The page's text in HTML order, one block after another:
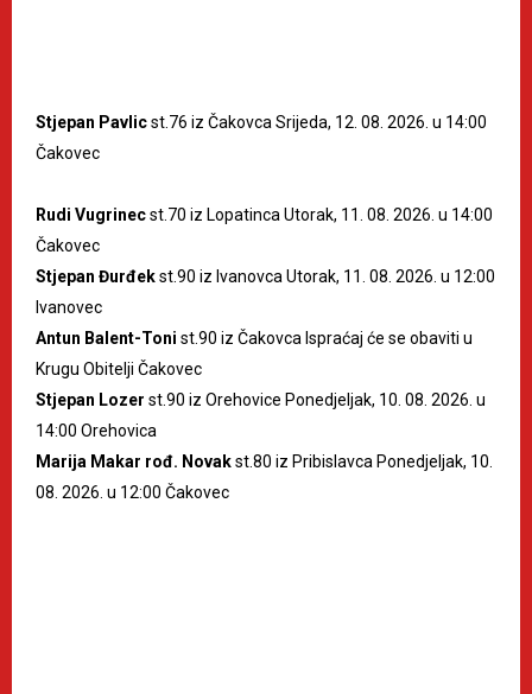
Stjepan Pavlicst.76 iz Čakovca Srijeda, 12. 08. 2026. u 14:00
Čakovec
Rudi Vugrinecst.70 iz Lopatinca Utorak, 11. 08. 2026. u 14:00
Čakovec
Stjepan Đurđekst.90 iz Ivanovca Utorak, 11. 08. 2026. u 12:00
Ivanovec
Antun Balent-Toni st.90 iz Čakovca Ispraćaj će se obaviti u
Krugu Obitelji Čakovec
Stjepan Lozer st.90 iz Orehovice Ponedjeljak, 10. 08. 2026. u
14:00 Orehovica
Marija Makar rođ. Novakst.80 iz Pribislavca Ponedjeljak, 10.
08. 2026. u 12:00 Čakovec